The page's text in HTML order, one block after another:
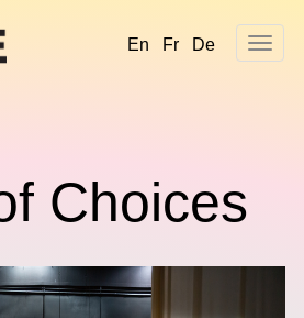
De
Fr
En
Choices